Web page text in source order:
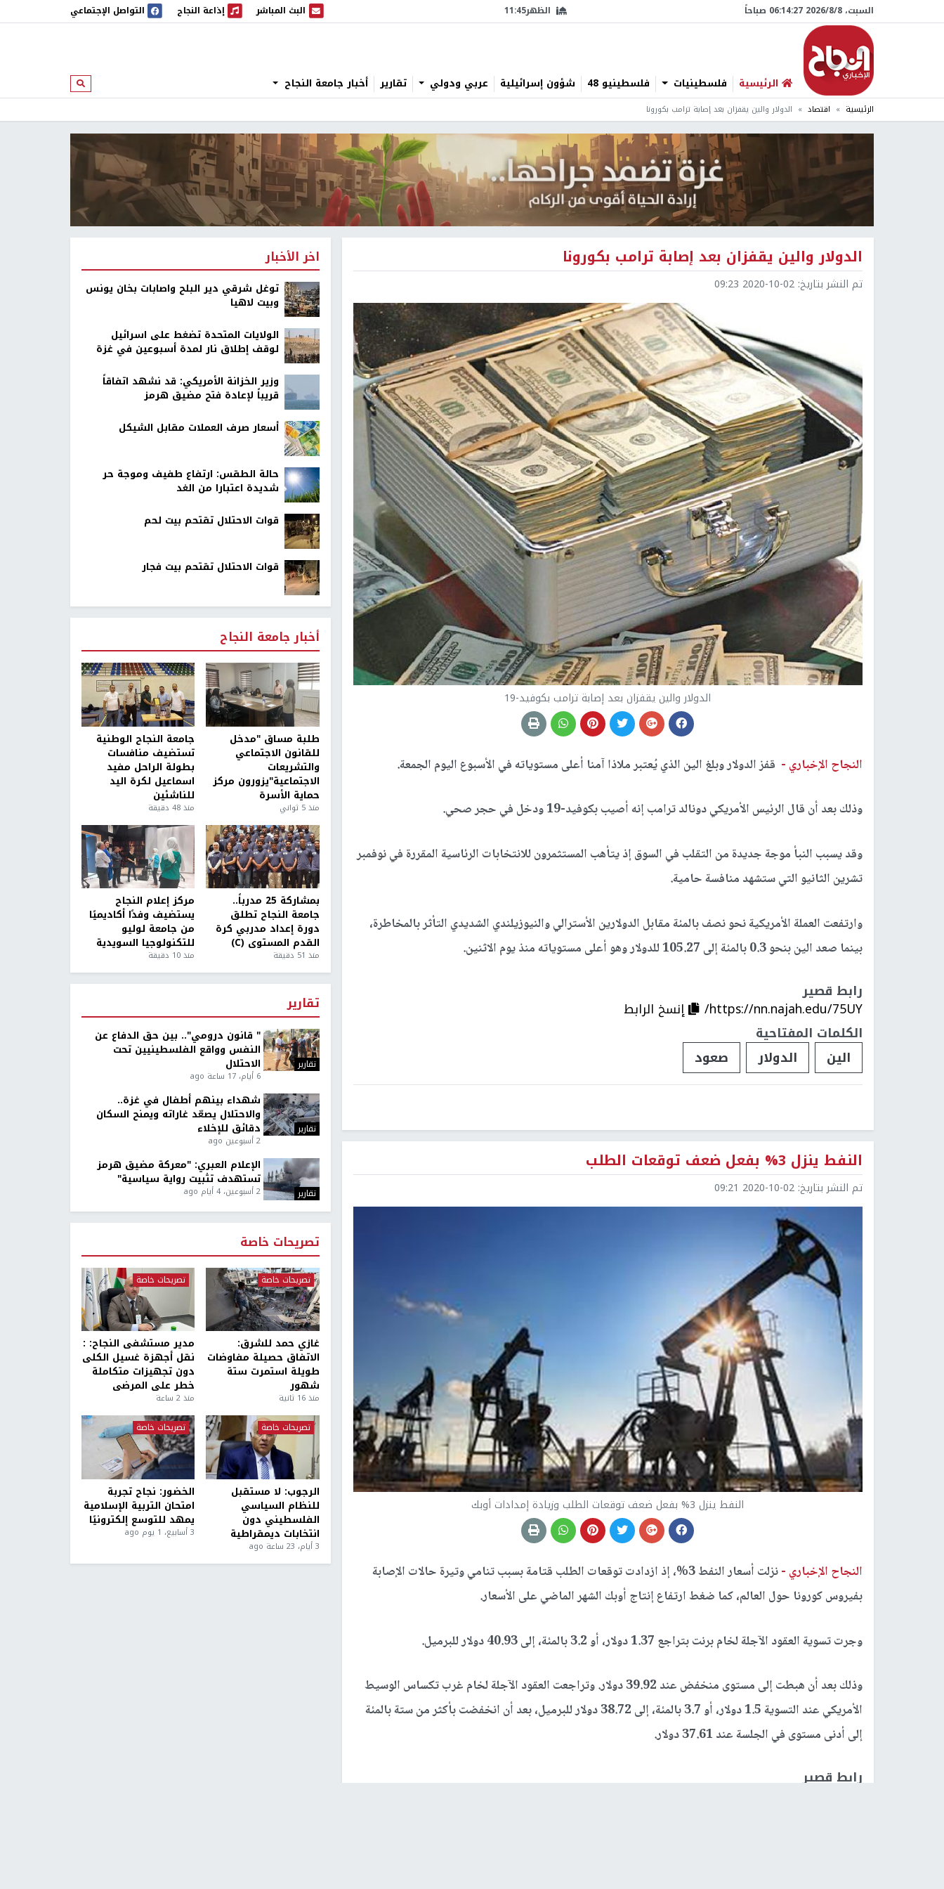
السبت، 8/‏8/‏2026 06:14:28 صباحاً الظهر11:45 البث المباشر
البث المباشر إذاعة النجاح
إذاعة النجاح التواصل الإجتماعي
الرئيسية فلسطينيات فلسطينيو 48 شؤون إسرائيلية عربي ودولي تقارير أخبار جامعة النجاح ابحث
الرئيسية اقتصاد الدولار والين يقفزان بعد إصابة ترامب بكورونا
الدولار والين يقفزان بعد إصابة ترامب بكورونا
تم النشر بتاريخ: 2020-10-02 09:23
الدولار والين يقفزان بعد إصابة ترامب بكوفيد-19
النجاح الإخباري - قفز الدولار وبلغ الين الذي يُعتبر ملاذا آمنا أعلى مستوياته في الأسبوع اليوم الجمعة.
وذلك بعد أن قال الرئيس الأمريكي دونالد ترامب إنه أصيب بكوفيد-19 ودخل في حجر صحي.
وقد يسبب النبأ موجة جديدة من التقلب في السوق إذ يتأهب المستثمرون للانتخابات الرئاسية المقررة في نوفمبر
تشرين الثانيو التي ستشهد منافسة حامية.
وارتفعت العملة الأمريكية نحو نصف بالمئة مقابل الدولارين الأسترالي والنيوزيلندي الشديدي التأثر بالمخاطرة،
بينما صعد الين بنحو 0.3 بالمئة إلى 105.27 للدولار وهو أعلى مستوياته منذ يوم الاثنين.
رابط قصير
https://nn.najah.edu/75UY/
إنسخ الرابط
الكلمات المفتاحية
الين
الدولار صعود
النفط ينزل 3% بفعل ضعف توقعات الطلب
تم النشر بتاريخ: 2020-10-02 09:21
النفط ينزل 3% بفعل ضعف توقعات الطلب وزيادة إمدادات أوبك
النجاح الإخباري -
نزلت أسعار النفط 3%، إذ ازدادت توقعات الطلب قتامة بسبب تنامي وتيرة حالات الإصابة
بفيروس كورونا حول العالم، كما ضغط ارتفاع إنتاج أوبك الشهر الماضي على الأسعار.
وجرت تسوية العقود الآجلة لخام برنت بتراجع 1.37 دولار، أو 3.2 بالمئة، إلى 40.93 دولار للبرميل.
وذلك بعد أن هبطت إلى مستوى منخفض عند 39.92 دولار. وتراجعت العقود الآجلة لخام غرب تكساس الوسيط
الأمريكي عند التسوية 1.5 دولار، أو 3.7 بالمئة، إلى 38.72 دولار للبرميل، بعد أن انخفضت بأكثر من ستة بالمئة
إلى أدنى مستوى في الجلسة عند 37.61 دولار.
رابط قصير
اخر الأخبار
توغل شرقي دير البلح واصابات بخان يونس
وبيت لاهيا
الولايات المتحدة تضغط على اسرائيل
لوقف إطلاق نار لمدة أسبوعين في غزة
وزير الخزانة الأمريكي: قد نشهد اتفاقاً
قريباً لإعادة فتح مضيق هرمز
أسعار صرف العملات مقابل الشيكل
حالة الطقس: ارتفاع طفيف وموجة حر
شديدة اعتبارا من الغد
قوات الاحتلال تقتحم بيت لحم
قوات الاحتلال تقتحم بيت فجار
أخبار جامعة النجاح
طلبة مساق "مدخل
للقانون الاجتماعي
والتشريعات
الاجتماعية"يزورون مركز
حماية الأسرة
منذ 5 ثواني
جامعة النجاح الوطنية
تستضيف منافسات
بطولة الراحل مفيد
اسماعيل لكرة اليد
للناشئين
منذ 48 دقيقة
بمشاركة 25 مدرباً..
جامعة النجاح تطلق
دورة إعداد مدربي كرة
القدم المستوى (C)
منذ 51 دقيقة
مركز إعلام النجاح
يستضيف وفدًا أكاديميًا
من جامعة لوليو
للتكنولوجيا السويدية
منذ 10 دقيقة
تقارير
تقارير
" قانون درومي".. بين حق الدفاع عن
النفس وواقع الفلسطينيين تحت
الاحتلال
6 أيام، 17 ساعة ago
تقارير
شهداء بينهم أطفال في غزة..
والاحتلال يصعّد غاراته ويمنح السكان
دقائق للإخلاء
2 أسبوعين ago
تقارير
الإعلام العبري: "معركة مضيق هرمز
تستهدف تثبيت رواية سياسية"
2 أسبوعين، 4 أيام ago
تصريحات خاصة
تصريحات خاصة
غازي حمد للشرق:
الاتفاق حصيلة مفاوضات
طويلة استمرت ستة
شهور
منذ 16 ثانية
تصريحات خاصة
مدير مستشفى النجاح: :
نقل أجهزة غسيل الكلى
دون تجهيزات متكاملة
خطر على المرضى
منذ 2 ساعة
تصريحات خاصة
الرجوب: لا مستقبل
للنظام السياسي
الفلسطيني دون
انتخابات ديمقراطية
3 أيام، 23 ساعة ago
تصريحات خاصة
الخضور: نجاح تجربة
امتحان التربية الإسلامية
يمهد للتوسع إلكترونيًا
3 أسابيع، 1 يوم ago